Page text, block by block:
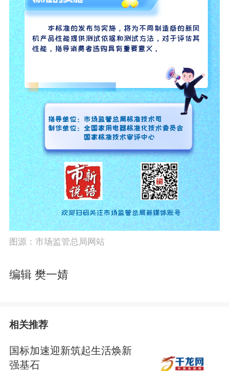
图源：市场监管总局网站
编辑 樊一婧
相关推荐
国标加速迎新筑起生活焕新
强基石